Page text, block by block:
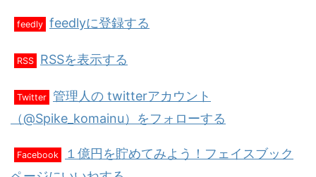
feedly feedlyに登録する
RSS RSSを表示する
Twitter 管理人の twitterアカウント
（@Spike_komainu）をフォローする
Facebook
１億円を貯めてみよう！フェイスブック